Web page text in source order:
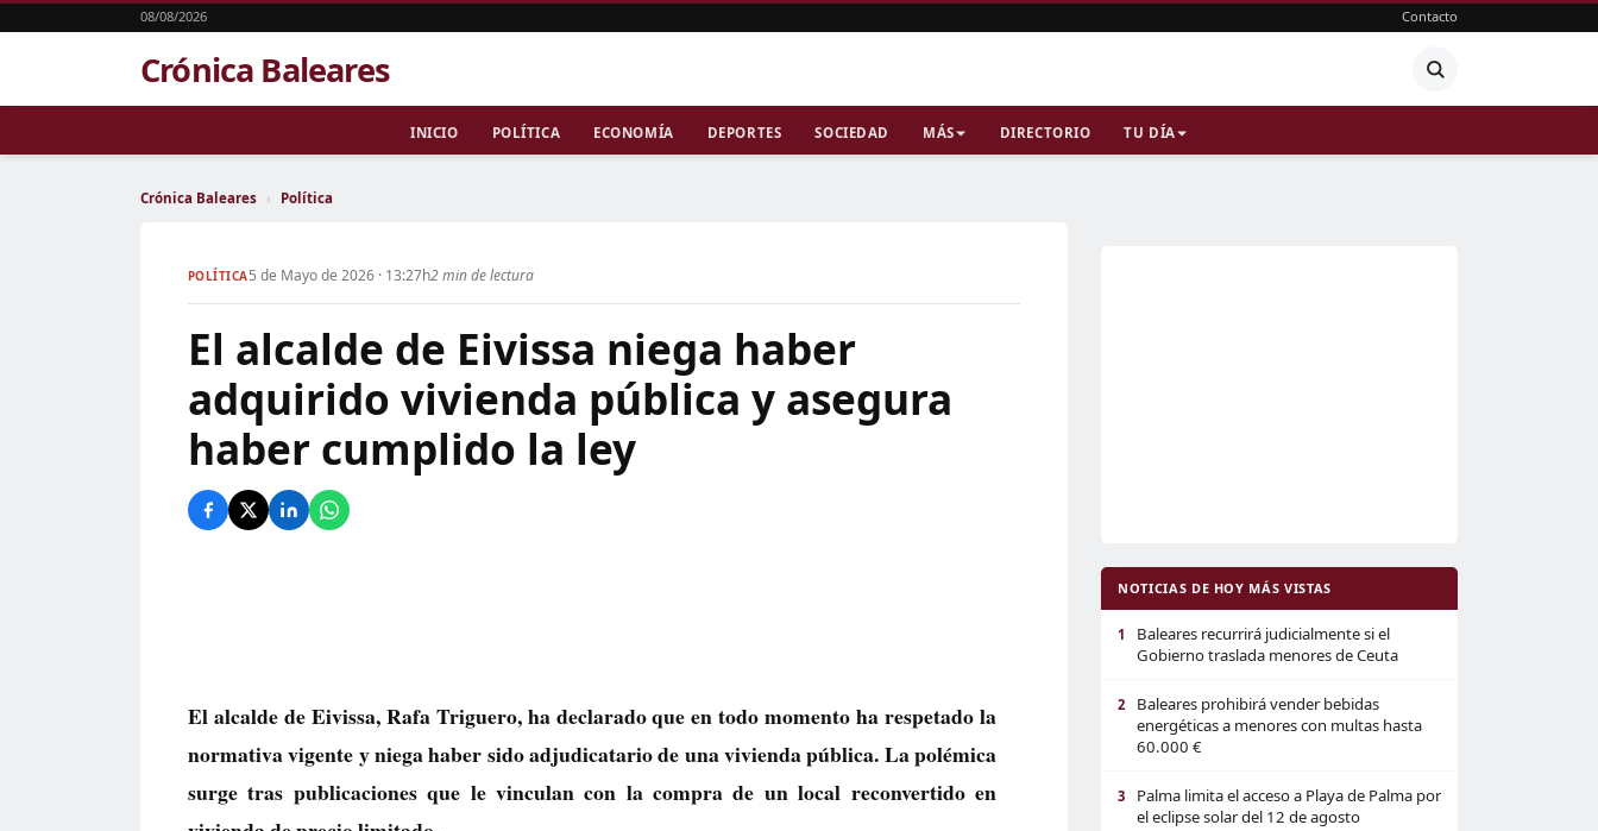
08/08/2026 Contacto
Crónica Baleares
INICIO POLÍTICA ECONOMÍA DEPORTES SOCIEDAD MÁS DIRECTORIO TU DÍA
Crónica Baleares › Política
POLÍTICA5 de Mayo de 2026 · 13:27h2 min de lectura
El alcalde de Eivissa niega haber
adquirido vivienda pública y asegura
haber cumplido la ley
El alcalde de Eivissa, Rafa Triguero, ha declarado que en todo momento ha respetado la
normativa vigente y niega haber sido adjudicatario de una vivienda pública. La polémica
surge tras publicaciones que le vinculan con la compra de un local reconvertido en
NOTICIAS DE HOY MÁS VISTAS
1
Baleares recurrirá judicialmente si el
Gobierno traslada menores de Ceuta
2
Baleares prohibirá vender bebidas
energéticas a menores con multas hasta
60.000 €
3
Palma limita el acceso a Playa de Palma por
el eclipse solar del 12 de agosto